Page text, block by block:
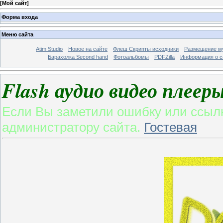
[Мой сайт]
Форма входа
Меню сайта
Atim Studio Новое на сайте Флеш Скрипты исходники
Размещение
Барахолка Second hand
Фотоальбомы PDFZilla Информация о
Flash аудио видео
Если Вы заметили ошибку или
администратору сайта. Гостевая